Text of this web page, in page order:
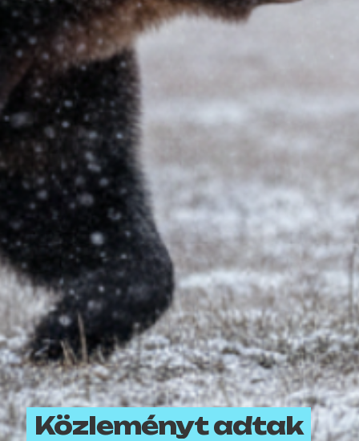
Közleményt adtak